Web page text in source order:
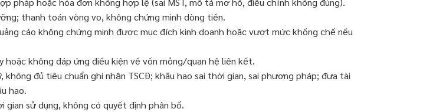
thanh toán vòng vo, không chứng minh dòng tiền.
cáo không chứng minh được mục đích kinh doanh hoặc vượt mức khống chế nếu
hoặc không đáp ứng điều kiện về vốn mỏng/quan hệ liên kết.
không đủ tiêu chuẩn ghi nhận TSCĐ; khấu hao sai thời gian, sai phương pháp; đưa tài
hao.
gian sử dụng, không có quyết định phân bổ.